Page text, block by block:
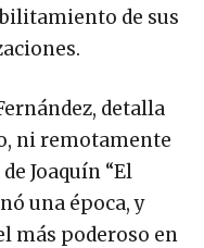
de sus
detalla
ni remotamente
Joaquín “El
una época, y
más poderoso en